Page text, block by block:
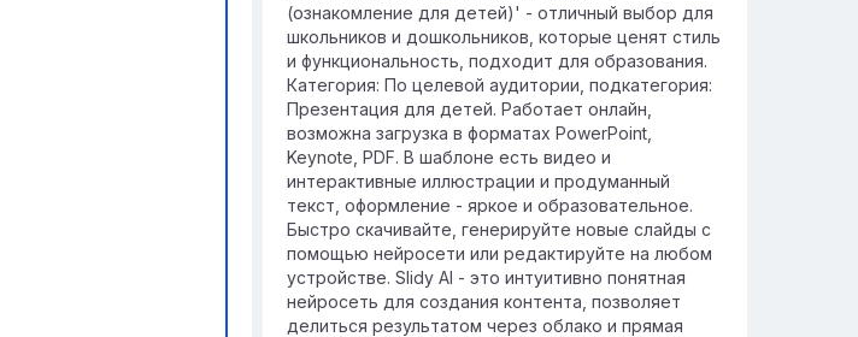
Транспорт играет ключевую роль в нашей
жизни, обеспечивая возможность
перемещения людей и товаров на большие
расстояния.
Разнообразие видов транспорта от
автомобилей до поездов и самолетов
позволяет выбрать оптимальный способ
передвижения в зависимости от
потребностей.
(ознакомление для детей)' - отличный выбор для
школьников и дошкольников, которые ценят стиль
и функциональность, подходит для образования.
Категория: По целевой аудитории, подкатегория:
Презентация для детей. Работает онлайн,
возможна загрузка в форматах PowerPoint,
Keynote, PDF. В шаблоне есть видео и
интерактивные иллюстрации и продуманный
текст, оформление - яркое и образовательное.
Быстро скачивайте, генерируйте новые слайды с
помощью нейросети или редактируйте на любом
устройстве. Slidy AI - это интуитивно понятная
нейросеть для создания контента, позволяет
делиться результатом через облако и прямая